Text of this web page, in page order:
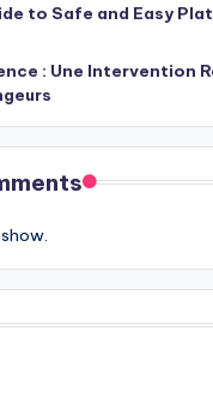
to Safe and Easy
: Une Intervention